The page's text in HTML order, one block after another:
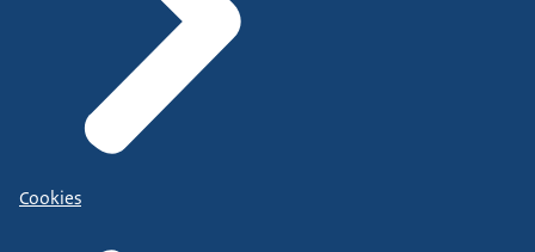
Cookies